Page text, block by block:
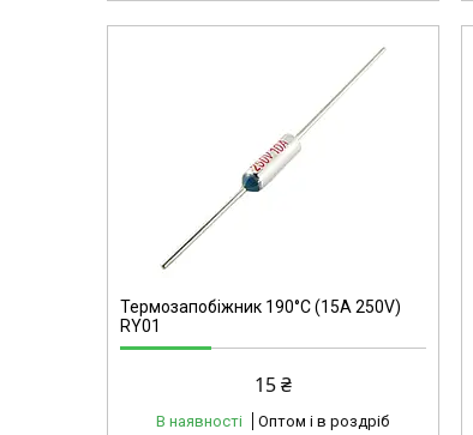
Термозапобіжник 190°C (15А 250V)
RY01
15 ₴
В наявності Оптом і в роздріб